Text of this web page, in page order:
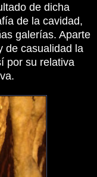
de dicha
de la cavidad,
galerías. Aparte
de casualidad la
por su relativa